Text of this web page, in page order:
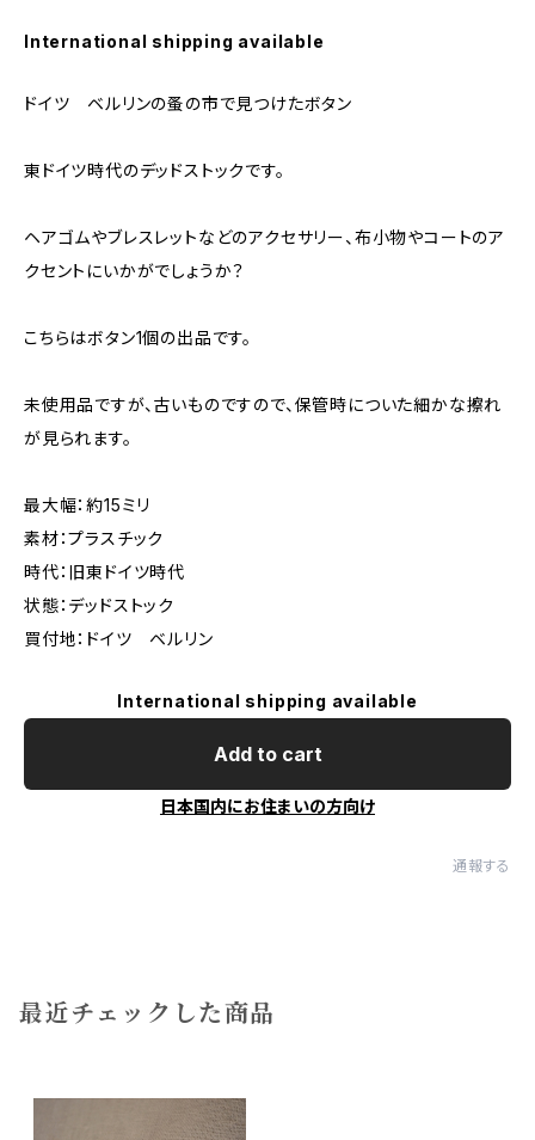
International shipping available
ドイツ ベルリンの蚤の市で見つけたボタン
東ドイツ時代のデッドストックです。
ヘアゴムやブレスレットなどのアクセサリー、布小物やコートのア
クセントにいかがでしょうか？
こちらはボタン1個の出品です。
未使用品ですが、古いものですので、保管時についた細かな擦れ
が見られます。
最大幅：約15ミリ
素材：プラスチック
時代：旧東ドイツ時代
状態：デッドストック
買付地：ドイツ ベルリン
International shipping available
Add to cart
日本国内にお住まいの方向け
通報する
最近チェックした商品